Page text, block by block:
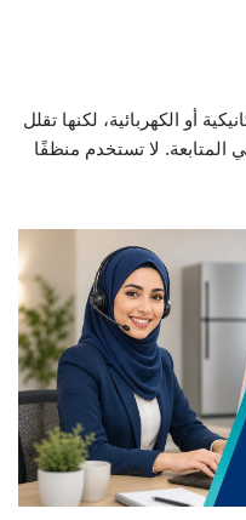
أو الكهربائية، لكنها تقلل
المتابعة. لا تستخدم منظفًا